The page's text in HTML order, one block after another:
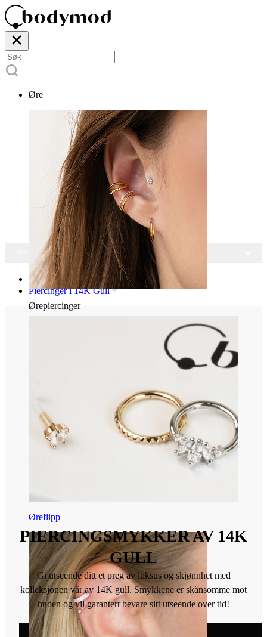
Øre
Ørepiercinger
Øreflipp
15% RABATT PÅ ALLE SMYKKER
Hjem
Piercinger i 14K Gull
PIERCINGSMYKKER AV 14K
GULL
Gi utseende ditt et preg av luksus og skjønnhet med
kolleksjonen vår av 14K gull. Smykkene er skånsomme mot
huden og vil garantert bevare sitt utseende over tid!